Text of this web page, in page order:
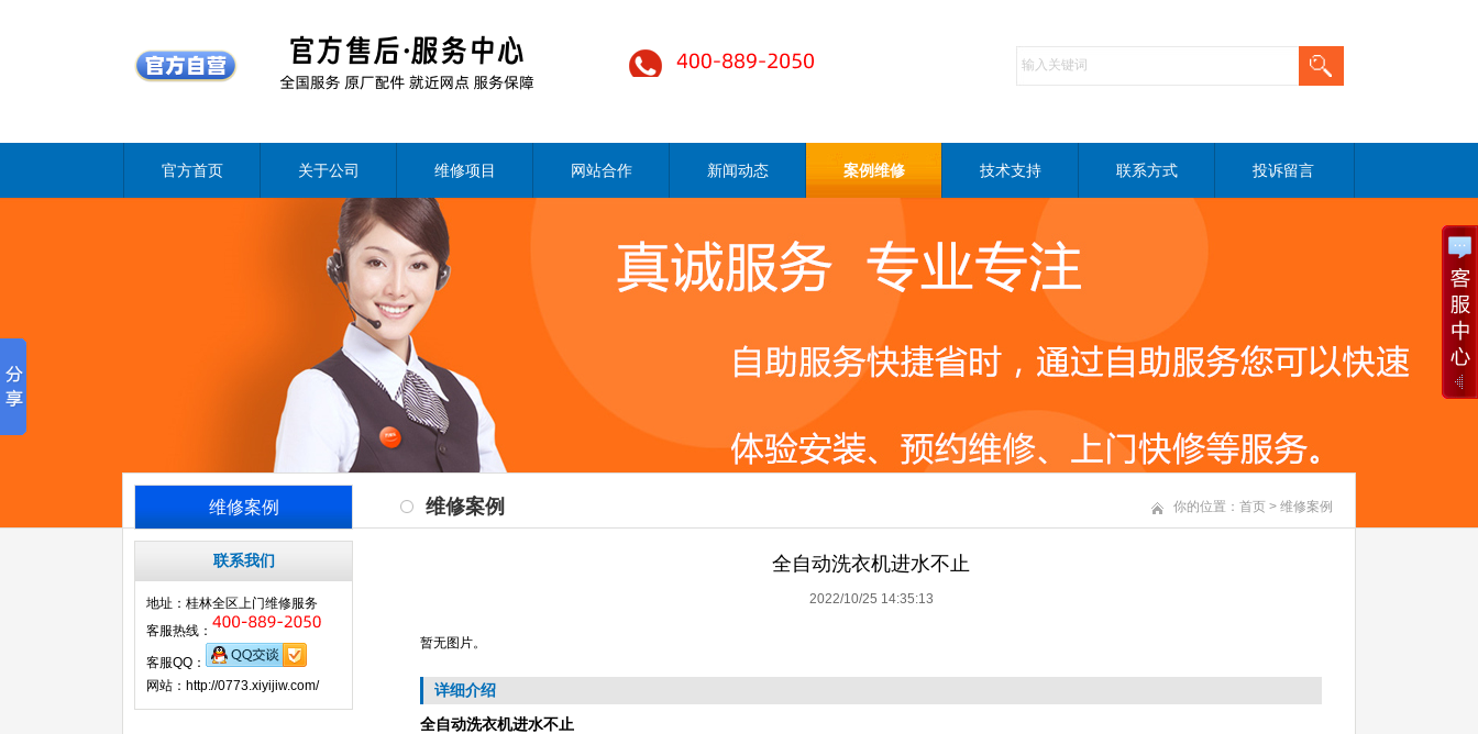
官方首页 关于公司 维修项目 网站合作 新闻动态 案例维修 技术支持 联系方式 投诉留言
维修案例
联系我们
地址：桂林全区上门维修服务
客服热线：
客服QQ：
网站：http://0773.xiyijiw.com/
维修案例 你的位置： 首页 > 维修案例
全自动洗衣机进水不止
2022/10/25 14:35:13
暂无图片。
详细介绍
全自动洗衣机进水不止